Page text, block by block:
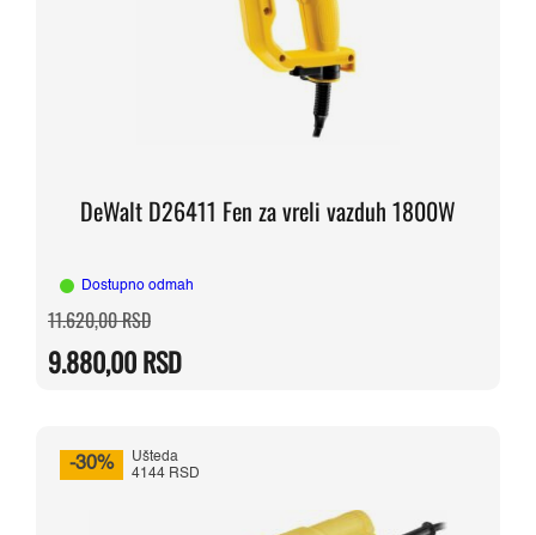
DeWalt D26411 Fen za vreli vazduh 1800W
Dostupno odmah
11.620,00RSDOriginalna
cena
bila:
11.620,00 RSD.
9.880,00RSD
Trenutna
cena
9.880,00 RSD.
-30%
Ušteda
4144 RSD